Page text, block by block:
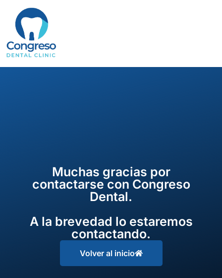
Saltar
contenido
Muchas gracias por
contactarse con Congreso
Dental.
A la brevedad lo estaremos
contactando.
Volver al inicio